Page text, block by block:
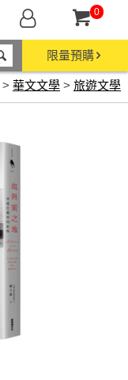
0
限量預購
> 華文文學 > 旅遊文學